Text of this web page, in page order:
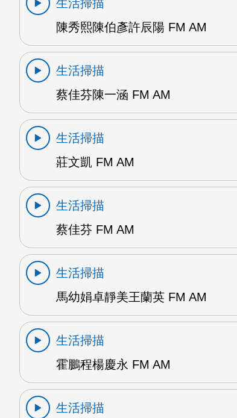
生活掃描
陳秀熙陳伯彥許辰陽 FM AM
生活掃描
蔡佳芬陳一涵 FM AM
生活掃描
莊文凱 FM AM
生活掃描
蔡佳芬 FM AM
生活掃描
馬幼娟卓靜美王蘭英 FM AM
生活掃描
霍鵬程楊慶永 FM AM
生活掃描